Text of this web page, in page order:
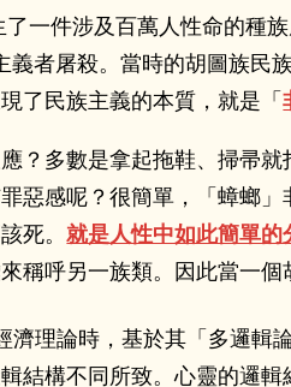
了一件涉及百萬人性命的種
者屠殺。當時的胡圖族民
了民族主義的本質，就是「
？多數是拿起拖鞋、掃帚
惡感呢？很簡單，「蟑螂
死。就是人性中如此簡單
稱呼另一族類。因此當一
濟理論時，基於其「多邏輯
結構不同所致。心靈的邏